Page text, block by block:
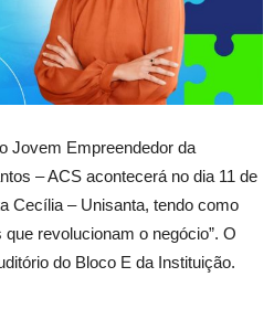
Jovem Empreendedor da
– ACS acontecerá no dia 11 de
Cecília – Unisanta, tendo como
revolucionam o negócio”. O
do Bloco E da Instituição.